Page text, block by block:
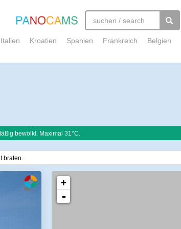
Italien Kroatien Spanien Frankreich Belgien
bewölkt. Maximal 31°C.
braten.
+
-